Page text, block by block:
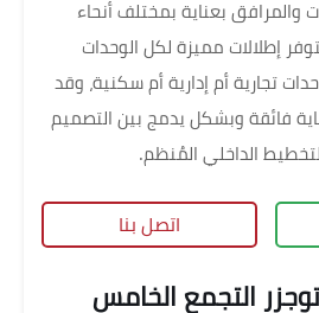
والمرافق بعناية بمختلف أنحاء
إطلالات مميزة لكل الوحدات
تجارية أم إدارية أم سكنية، وقد
فائقة وبشكل يدمج بين التصميم
الداخلي المُنظم.
اتصل بنا
التجمع الخامس